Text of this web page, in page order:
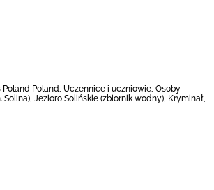
Poland, Uczennice i uczniowie, Osoby
Jezioro Solińskie (zbiornik wodny), Kryminał,